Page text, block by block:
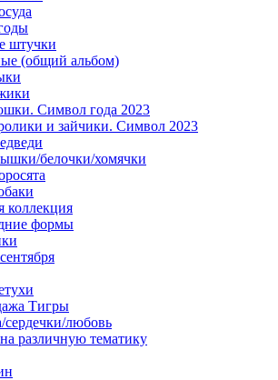
штучки
(общий альбом)
Символ года 2023
и зайчики. Символ 2023
белочки/хомячки
коллекция
формы
Тигры
сердечки/любовь
различную тематику